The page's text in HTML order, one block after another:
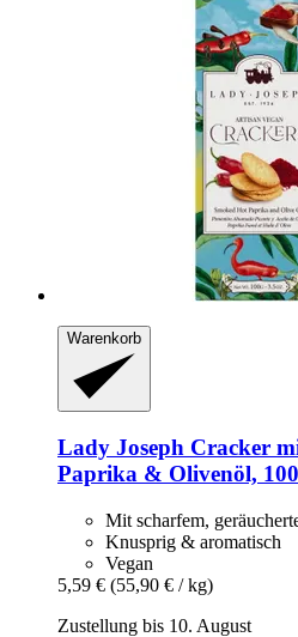
Warenkorb
Lady Joseph Cracker
Paprika & Olivenöl,
Mit scharfem,
Knusprig & aromatisch
Vegan
5,59 € (55,90 € / kg)
Zustellung bis 10. August